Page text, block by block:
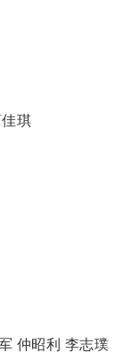
琪
仲昭利 李志